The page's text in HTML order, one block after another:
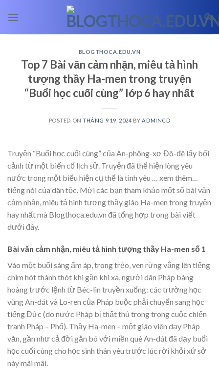
BLOGTHOCA.EDU.VN
Top 7 Bài văn cảm nhận, miêu tả hình
tượng thầy Ha-men trong truyện
“Buổi học cuối cùng” lớp 6 hay nhất
POSTED ONTHÁNG 9 19, 2024 BY ADMINCD
Truyện “Buổi học cuối cùng” của An-phông-xơ Đô-đê lấy bối
cảnh từ một biến cố lịch sử. Truyện đã thể hiện lòng yêu
nước trong một biểu hiện cụ thể là tình yêu
… xem thêm…
tiếng nói của dân tộc. Mời các bạn tham khảo mốt số bài văn
cảm nhận, miêu tả hình tượng thầy giáo Ha-men trong truyện
hay nhất mà Blogthoca.edu.vn đã tổng hợp trong bài viết
dưới đây.
Bài văn cảm nhận, miêu tả hình tượng thầy Ha-men số 1
Vào một buổi sáng ấm áp, trong trẻo, ven rừng vẳng lên tiếng
chim hót thánh thót khi gần khi xa, người dân Pháp bàng
hoàng trước lệnh từ Béc-lin truyền xuống: các trường học
vùng An-dát và Lo-ren của Pháp buộc phải chuyển sang học
tiếng Đức (do nước Pháp bị thất thủ trong trong cuộc chiến
tranh Pháp – Phổ). Thầy Ha-men – một giáo viên dạy Pháp
văn, gần như cả đời gắn bó với miền quê An-dát đã dạy buổi
học cuối cùng cho học sinh thân yêu trước lúc rời khỏi xứ sở
này mãi mãi.